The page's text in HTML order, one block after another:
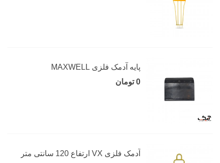
پایه آدمک فلزی MAXWELL
0 تومان
آدمک فلزی VX ارتفاع 120 سانتی متر